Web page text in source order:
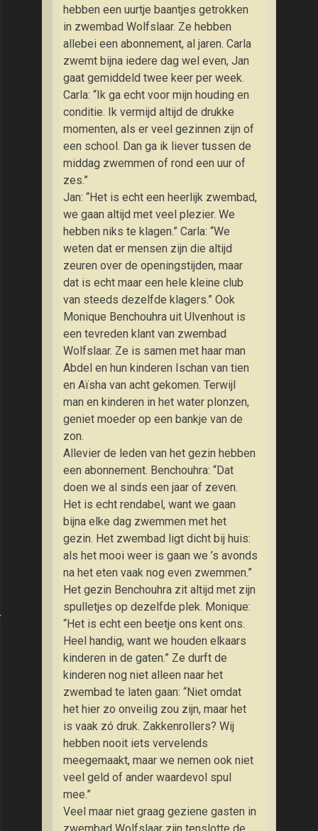
en paprika
hebben een uurtje baantjes getrokken
in zwembad Wolfslaar. Ze hebben
allebei een abonnement, al jaren. Carla
zwemt bijna iedere dag wel even, Jan
gaat gemiddeld twee keer per week.
Carla: “Ik ga echt voor mijn houding en
conditie. Ik vermijd altijd de drukke
momenten, als er veel gezinnen zijn of
een school. Dan ga ik liever tussen de
middag zwemmen of rond een uur of
zes.”
Jan: “Het is echt een heerlijk zwembad,
we gaan altijd met veel plezier. We
hebben niks te klagen.” Carla: “We
weten dat er mensen zijn die altijd
zeuren over de openingstijden, maar
dat is echt maar een hele kleine club
van steeds dezelfde klagers.” Ook
Monique Benchouhra uit Ulvenhout is
een tevreden klant van zwembad
Wolfslaar. Ze is samen met haar man
Abdel en hun kinderen Ischan van tien
en Aïsha van acht gekomen. Terwijl
man en kinderen in het water plonzen,
geniet moeder op een bankje van de
zon.
Allevier de leden van het gezin hebben
een abonnement. Benchouhra: “Dat
doen we al sinds een jaar of zeven.
Het is echt rendabel, want we gaan
bijna elke dag zwemmen met het
gezin. Het zwembad ligt dicht bij huis:
als het mooi weer is gaan we ’s avonds
na het eten vaak nog even zwemmen.”
Het gezin Benchouhra zit altijd met zijn
spulletjes op dezelfde plek. Monique:
“Het is echt een beetje ons kent ons.
Heel handig, want we houden elkaars
kinderen in de gaten.” Ze durft de
kinderen nog niet alleen naar het
zwembad te laten gaan: “Niet omdat
het hier zo onveilig zou zijn, maar het
is vaak zó druk. Zakkenrollers? Wij
hebben nooit iets vervelends
meegemaakt, maar we nemen ook niet
veel geld of ander waardevol spul
mee.”
Veel maar niet graag geziene gasten in